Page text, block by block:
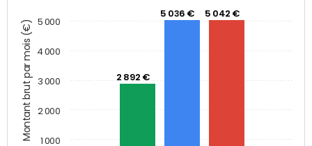
Montant brut par mois (€) 2 892 €
5 036 € 5 042 €
1 000
2 000
3 000
4 000
5 000